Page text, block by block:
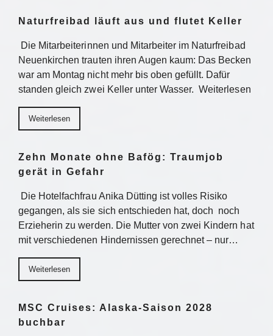
Naturfreibad läuft aus und flutet Keller
Die Mitarbeiterinnen und Mitarbeiter im Naturfreibad
Neuenkirchen trauten ihren Augen kaum: Das Becken
war am Montag nicht mehr bis oben gefüllt. Dafür
standen gleich zwei Keller unter Wasser. Weiterlesen
Weiterlesen
Zehn Monate ohne Bafög: Traumjob
gerät in Gefahr
Die Hotelfachfrau Anika Dütting ist volles Risiko
gegangen, als sie sich entschieden hat, doch noch
Erzieherin zu werden. Die Mutter von zwei Kindern hat
mit verschiedenen Hindernissen gerechnet – nur…
Weiterlesen
MSC Cruises: Alaska-Saison 2028
buchbar